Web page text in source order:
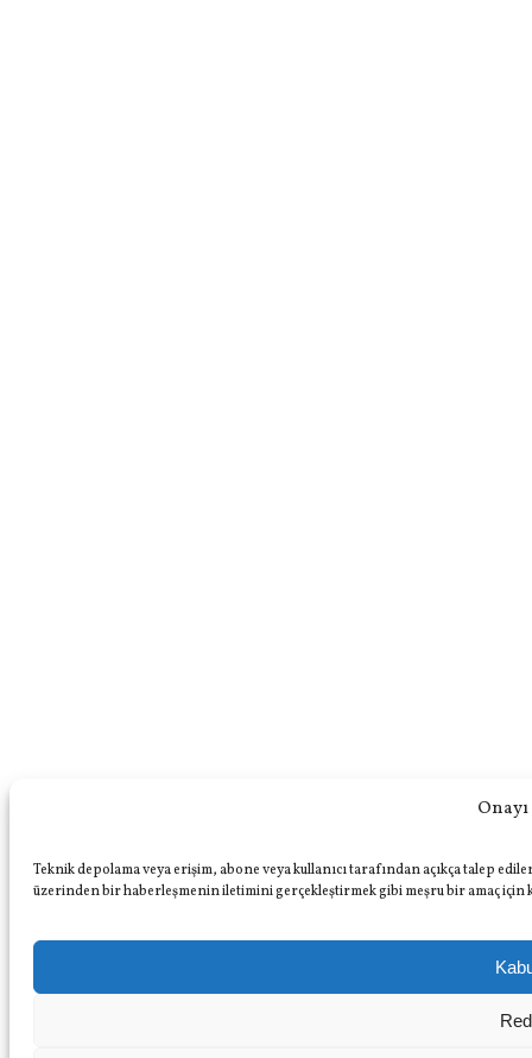
Teknik depolama veya erişim, abone veya kullanıcı tarafından açıkça talep
üzerinden bir haberleşmenin iletimini gerçekleştirmek gibi meşru bir amaç